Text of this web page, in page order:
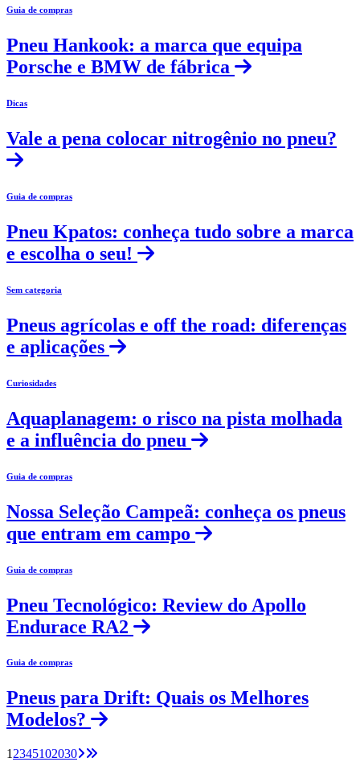
Guia de compras
Pneu Hankook: a marca que equipa
Porsche e BMW de fábrica
Dicas
Vale a pena colocar nitrogênio no pneu?
Guia de compras
Pneu Kpatos: conheça tudo sobre a marca
e escolha o seu!
Sem categoria
Pneus agrícolas e off the road: diferenças
e aplicações
Curiosidades
Aquaplanagem: o risco na pista molhada
e a influência do pneu
Guia de compras
Nossa Seleção Campeã: conheça os pneus
que entram em campo
Guia de compras
Pneu Tecnológico: Review do Apollo
Endurace RA2
Guia de compras
Pneus para Drift: Quais os Melhores
Modelos?
1 2345102030